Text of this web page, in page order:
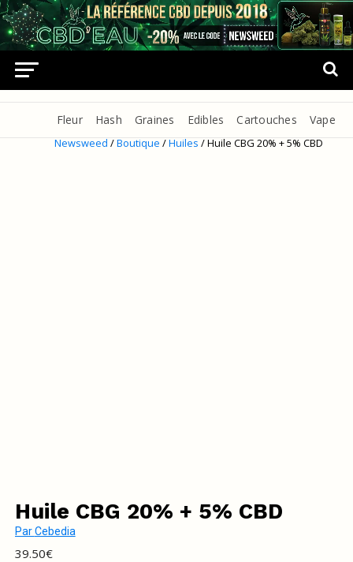
Fleur Hash Graines Edibles Cartouches Vape
Newsweed/Boutique/Huiles/ Huile CBG 20% + 5% CBD
Huile CBG 20% + 5% CBD
ParCebedia
39.50€